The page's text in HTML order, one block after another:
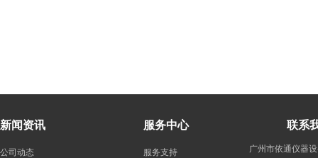
广州市依通仪器
新闻资讯
公司动态
服务中心
服务支持
联系